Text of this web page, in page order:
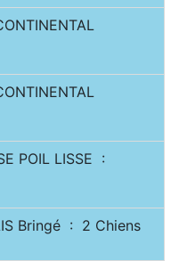
POIL LISSE :
Bringé : 2 Chiens